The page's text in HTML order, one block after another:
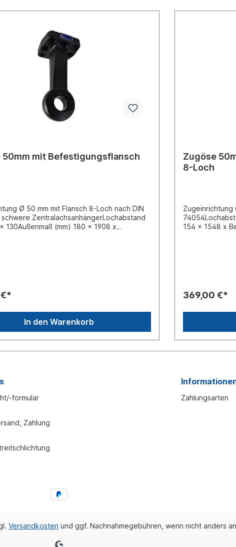
50mm mit Befestigungsflansch
Ø 50 mm mit Flansch 8-Loch nach DIN
ZentralachsanhängerLochabstand
130Außenmaß (mm) 180 x 1908 x
Personal erfolgen! Amtlicher
sowie die einschlägigen nationalen
zu beachten!
In den Warenkorb
Zugöse
8-Loch
Zugeinrichtung
154 x 1548 x
Montage- und
Richtlinie 94/
Anhang 7
369,00 €*
formular
Zahlung
Zahlungsarten
Versandkosten und ggf. Nachnahmegebühren, wenn nicht anders